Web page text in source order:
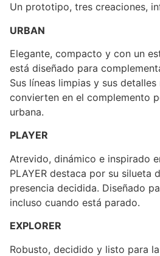
Un prototipo, tres creaciones,
URBAN
Elegante, compacto y con un
está diseñado para
Sus líneas limpias y sus
convierten en el complemento
urbana.
PLAYER
Atrevido, dinámico e inspirado
PLAYER destaca por su silueta
presencia decidida. Diseñado
incluso cuando está parado.
EXPLORER
Robusto, decidido y listo para la